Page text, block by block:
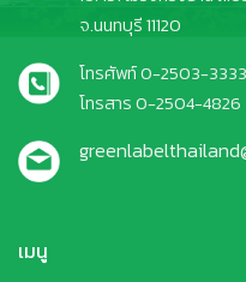
เมนู
จ.นนทบุรี 11120
โทรศัพท์ 0-2503-
โทรสาร 0-2504-4826